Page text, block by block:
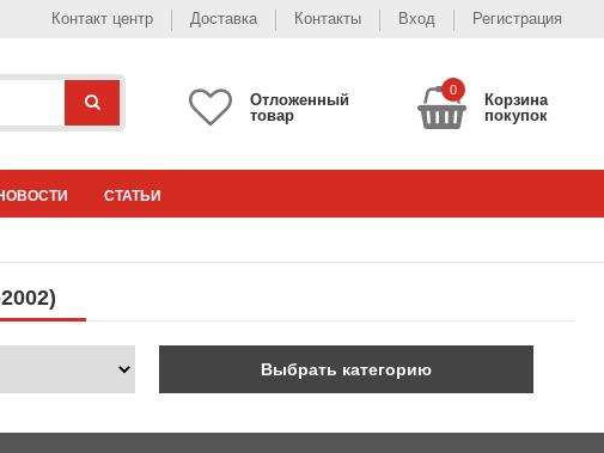
Контакт центр Доставка Контакты Вход Регистрация
Отложенный
товар
0
Корзина
покупок
СТАТЬИ
Выбрать категорию